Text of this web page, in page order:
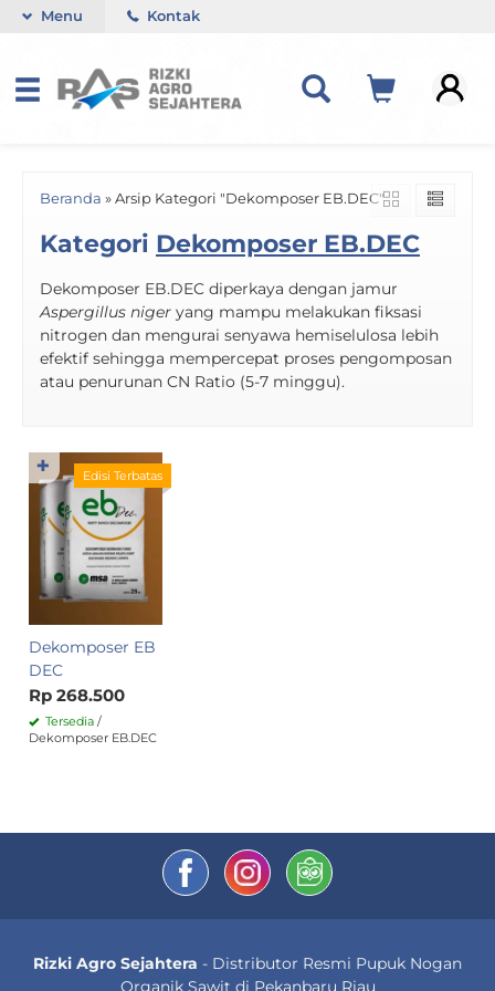
Menu Kontak
Beranda » Arsip Kategori "Dekomposer EB.DEC"
Kategori Dekomposer EB.DEC
Dekomposer EB.DEC diperkaya dengan jamur
Aspergillus niger yang mampu melakukan fiksasi
nitrogen dan mengurai senyawa hemiselulosa lebih
efektif sehingga mempercepat proses pengomposan
atau penurunan CN Ratio (5-7 minggu).
Edisi Terbatas
Dekomposer EB
DEC
Rp 268.500
Tersedia /
Dekomposer EB.DEC
✚
Rizki Agro Sejahtera - Distributor Resmi Pupuk Nogan
Organik Sawit di Pekanbaru Riau